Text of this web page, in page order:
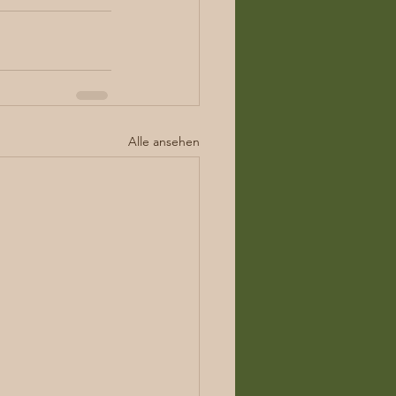
Alle ansehen